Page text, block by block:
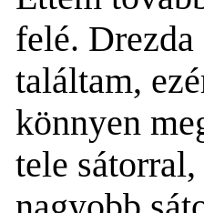
felé.
találtam,
könnyen
tele